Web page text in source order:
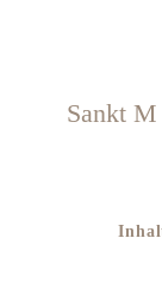
Sankt